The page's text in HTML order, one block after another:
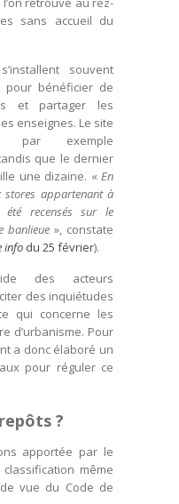
sans accueil du
souvent
bénéficier de
et partager les
enseignes. Le site
par exemple
que le dernier
une dizaine. « En
appartenant à
été recensés sur le
banlieue», constate
info du 25 février).
des acteurs
des inquiétudes
qui concerne les
d’urbanisme. Pour
a donc élaboré un
pour réguler ce
?
apportée par le
même
vue du Code de